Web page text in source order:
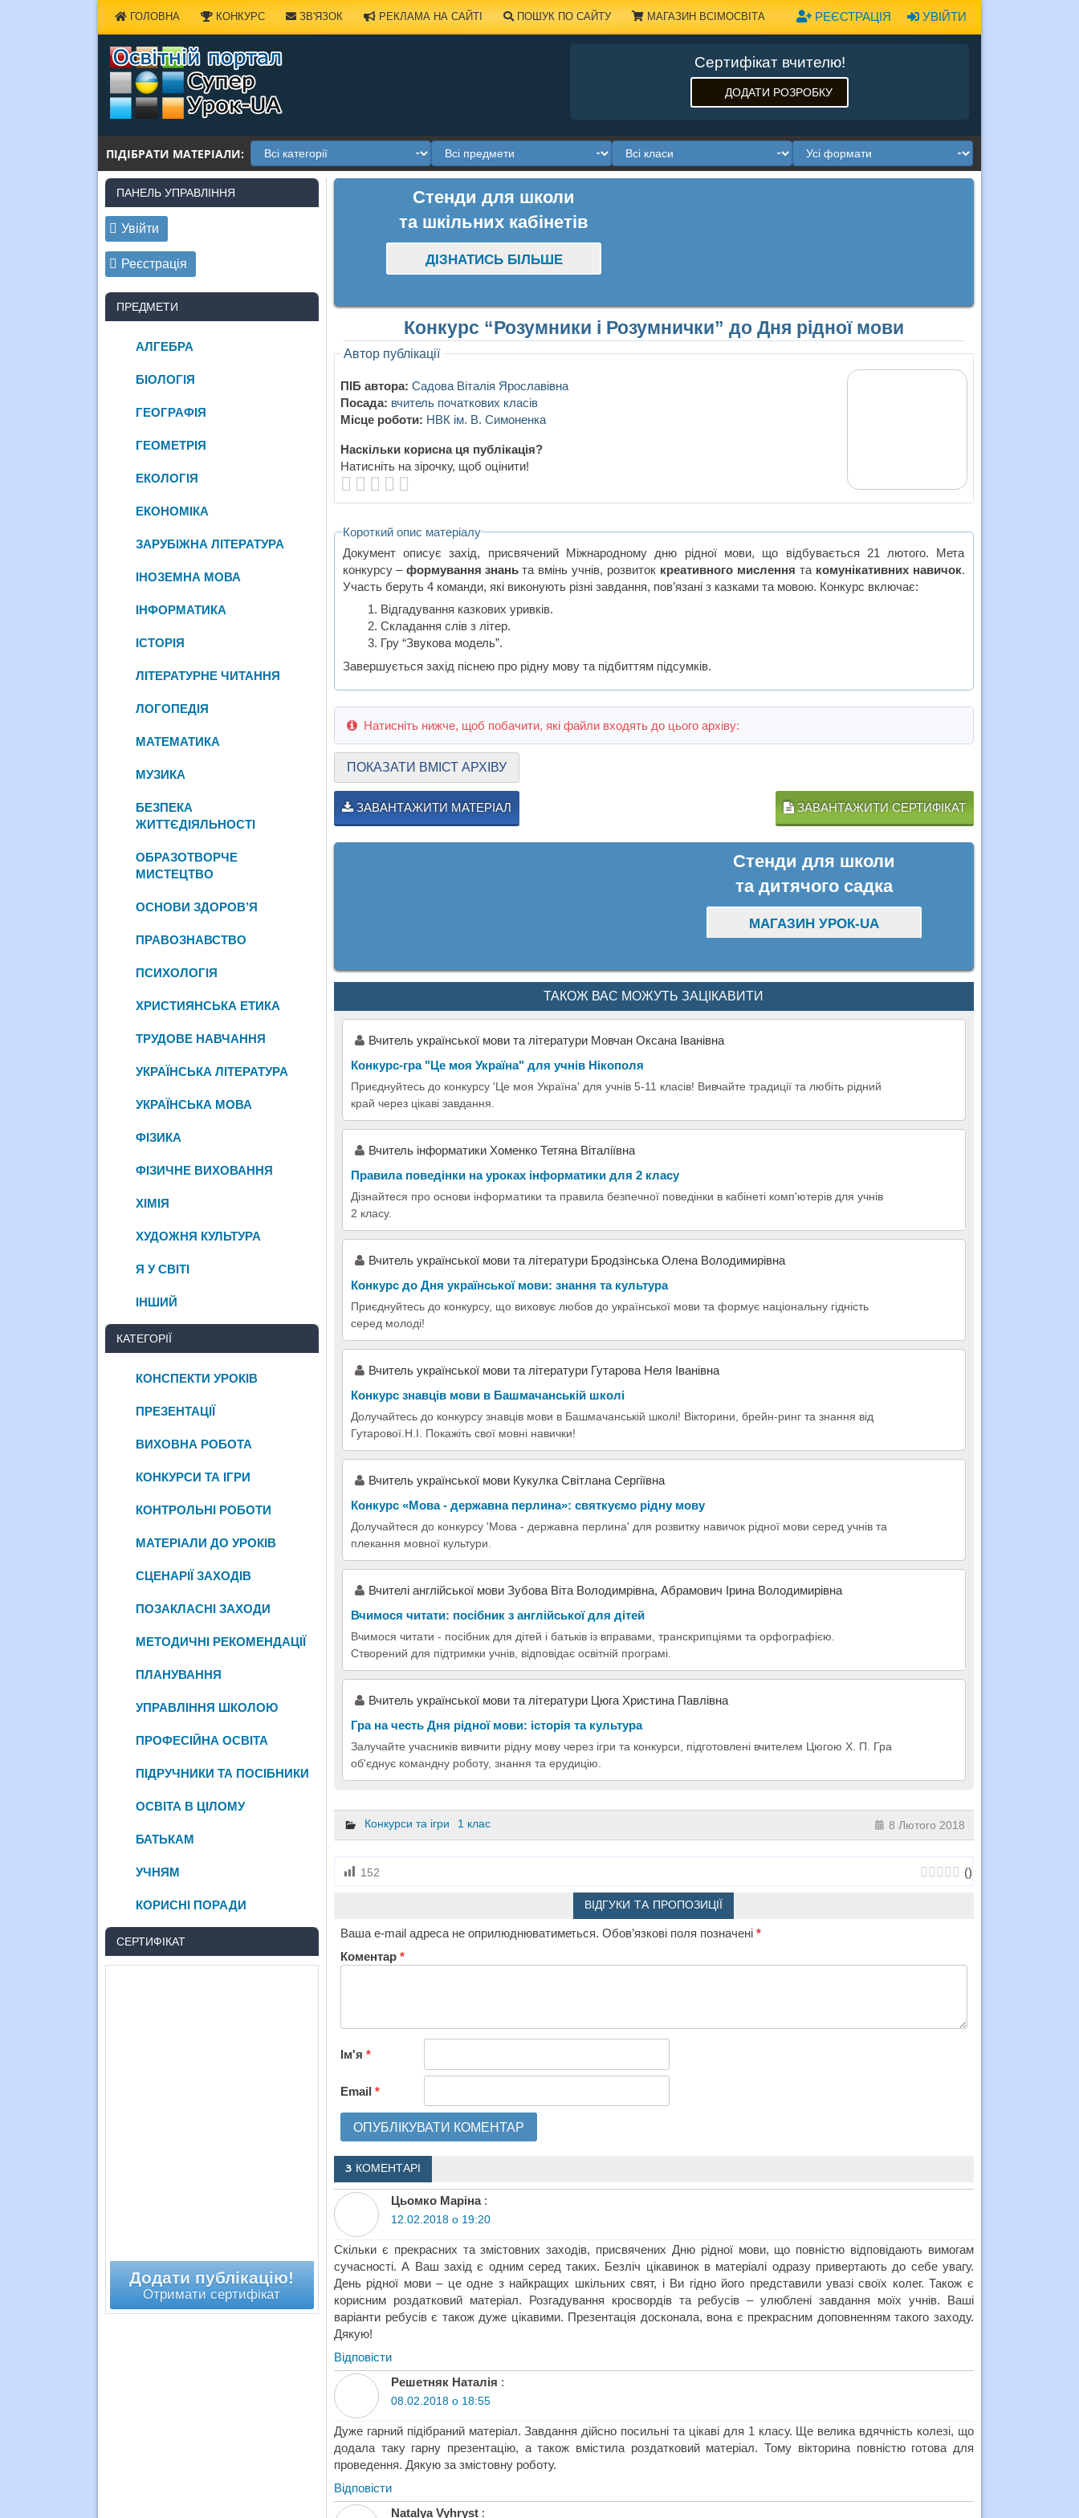
УВІЙТИ
РЕЄСТРАЦІЯ
ГОЛОВНА КОНКУРС ЗВ'ЯЗОК РЕКЛАМА НА САЙТІ ПОШУК ПО САЙТУ МАГАЗИН ВСІМОСВІТА
Сертифікат вчителю!
ДОДАТИ РОЗРОБКУ
ПІДІБРАТИ МАТЕРІАЛИ:
Стенди для школи
та шкільних кабінетів
ДІЗНАТИСЬ БІЛЬШЕ
Конкурс “Розумники і Розумнички” до Дня рідної мови
Автор публікації
ПІБ автора: Садова Віталія Ярославівна
Посада: вчитель початкових класів
Місце роботи: НВК ім. В. Симоненка
Наскільки корисна ця публікація?
Натисніть на зірочку, щоб оцінити!
Короткий опис матеріалу
Документ описує захід, присвячений Міжнародному дню рідної мови, що відбувається 21 лютого. Мета
конкурсу – формування знаньта вмінь учнів, розвиток креативного мислення та комунікативних навичок.
Участь беруть 4 команди, які виконують різні завдання, пов’язані з казками та мовою. Конкурс включає:
Відгадування казкових уривків.
Складання слів з літер.
Гру “Звукова модель”.
Завершується захід піснею про рідну мову та підбиттям підсумків.
Натисніть нижче, щоб побачити, які файли входять до цього архіву:
ПОКАЗАТИ ВМІСТ АРХІВУ
ЗАВАНТАЖИТИ МАТЕРІАЛ ЗАВАНТАЖИТИ СЕРТИФІКАТ
Стенди для школи
та дитячого садка
МАГАЗИН УРОК-UA
ТАКОЖ ВАС МОЖУТЬ ЗАЦІКАВИТИ
Вчитель української мови та літератури Мовчан Оксана Іванівна
Конкурс-гра "Це моя Україна" для учнів Нікополя
Приєднуйтесь до конкурсу 'Це моя Україна' для учнів 5-11 класів! Вивчайте традиції та любіть рідний
край через цікаві завдання.
Вчитель інформатики Хоменко Тетяна Віталіївна
Правила поведінки на уроках інформатики для 2 класу
Дізнайтеся про основи інформатики та правила безпечної поведінки в кабінеті комп'ютерів для учнів
2 класу.
Вчитель української мови та літератури Бродзінська Олена Володимирівна
Конкурс до Дня української мови: знання та культура
Приєднуйтесь до конкурсу, що виховує любов до української мови та формує національну гідність
серед молоді!
Вчитель української мови та літератури Гутарова Неля Іванівна
Конкурс знавців мови в Башмачанській школі
Долучайтесь до конкурсу знавців мови в Башмачанській школі! Вікторини, брейн-ринг та знання від
Гутарової.Н.І. Покажіть свої мовні навички!
Вчитель української мови Кукулка Світлана Сергіївна
Конкурс «Мова - державна перлина»: святкуємо рідну мову
Долучайтеся до конкурсу 'Мова - державна перлина' для розвитку навичок рідної мови серед учнів та
плекання мовної культури.
Вчителі англійської мови Зубова Віта Володимрівна, Абрамович Ірина Володимирівна
Вчимося читати: посібник з англійської для дітей
Вчимося читати - посібник для дітей і батьків із вправами, транскрипціями та орфографією.
Створений для підтримки учнів, відповідає освітній програмі.
Вчитель української мови та літератури Цюга Христина Павлівна
Гра на честь Дня рідної мови: історія та культура
Залучайте учасників вивчити рідну мову через ігри та конкурси, підготовлені вчителем Цюгою Х. П. Гра
об'єднує командну роботу, знання та ерудицію.
Конкурси та ігри 1 клас 8 Лютого 2018
152 ()
ВІДГУКИ ТА ПРОПОЗИЦІЇ
Ваша e-mail адреса не оприлюднюватиметься. Обов’язкові поля позначені *
Коментар *
Ім'я *
Email *
3 КОМЕНТАРІ
Цьомко Маріна :
12.02.2018 о 19:20
Скільки є прекрасних та змістовних заходів, присвячених Дню рідної мови, що повністю відповідають вимогам
сучасності. А Ваш захід є одним серед таких. Безліч цікавинок в матеріалі одразу привертають до себе увагу.
День рідної мови – це одне з найкращих шкільних свят, і Ви гідно його представили увазі своїх колег. Також є
корисним роздатковий матеріал. Розгадування кросвордів та ребусів – улюблені завдання моїх учнів. Ваші
варіанти ребусів є також дуже цікавими. Презентація досконала, вона є прекрасним доповненням такого заходу.
Дякую!
Відповіcти
Решетняк Наталія :
08.02.2018 о 18:55
Дуже гарний підібраний матеріал. Завдання дійсно посильні та цікаві для 1 класу. Ще велика вдячність колезі, що
додала таку гарну презентацію, а також вмістила роздатковий матеріал. Тому вікторина повністю готова для
проведення. Дякую за змістовну роботу.
Відповіcти
Natalya Vyhryst :
ПАНЕЛЬ УПРАВЛІННЯ
Увійти
Реєстрація
ПРЕДМЕТИ
АЛГЕБРА
БІОЛОГІЯ
ГЕОГРАФІЯ
ГЕОМЕТРІЯ
ЕКОЛОГІЯ
ЕКОНОМІКА
ЗАРУБІЖНА ЛІТЕРАТУРА
ІНОЗЕМНА МОВА
ІНФОРМАТИКА
ІСТОРІЯ
ЛІТЕРАТУРНЕ ЧИТАННЯ
ЛОГОПЕДІЯ
МАТЕМАТИКА
МУЗИКА
БЕЗПЕКА
ЖИТТЄДІЯЛЬНОСТІ
ОБРАЗОТВОРЧЕ
МИСТЕЦТВО
ОСНОВИ ЗДОРОВ’Я
ПРАВОЗНАВСТВО
ПСИХОЛОГІЯ
ХРИСТИЯНСЬКА ЕТИКА
ТРУДОВЕ НАВЧАННЯ
УКРАЇНСЬКА ЛІТЕРАТУРА
УКРАЇНСЬКА МОВА
ФІЗИКА
ФІЗИЧНЕ ВИХОВАННЯ
ХІМІЯ
ХУДОЖНЯ КУЛЬТУРА
Я У СВІТІ
ІНШИЙ
КАТЕГОРІЇ
КОНСПЕКТИ УРОКІВ
ПРЕЗЕНТАЦІЇ
ВИХОВНА РОБОТА
КОНКУРСИ ТА ІГРИ
КОНТРОЛЬНІ РОБОТИ
МАТЕРІАЛИ ДО УРОКІВ
СЦЕНАРІЇ ЗАХОДІВ
ПОЗАКЛАСНІ ЗАХОДИ
МЕТОДИЧНІ РЕКОМЕНДАЦІЇ
ПЛАНУВАННЯ
УПРАВЛІННЯ ШКОЛОЮ
ПРОФЕСІЙНА ОСВІТА
ПІДРУЧНИКИ ТА ПОСІБНИКИ
ОСВІТА В ЦІЛОМУ
БАТЬКАМ
УЧНЯМ
КОРИСНІ ПОРАДИ
СЕРТИФІКАТ
Додати публікацію!
Отримати сертифікат